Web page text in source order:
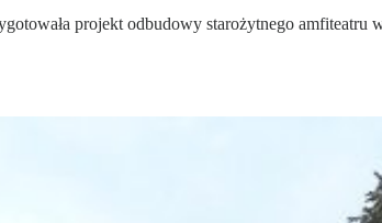
projekt odbudowy starożytnego amfiteatru